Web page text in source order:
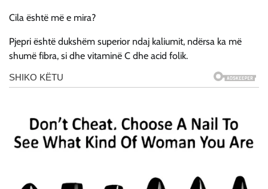
Cila është më e mira?
Pjepri është dukshëm superior ndaj kaliumit, ndërsa ka më
shumë fibra, si dhe vitaminë C dhe acid folik.